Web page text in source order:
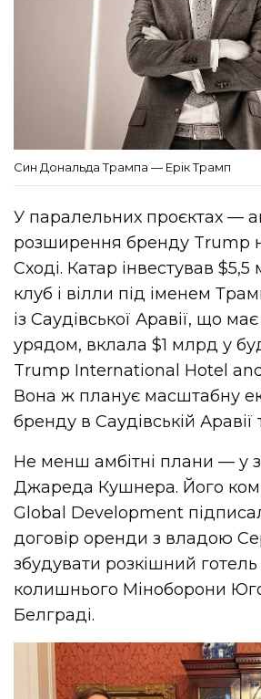
Син Дональда Трампа — Ерік Трамп
У паралельних проєктах —
розширення бренду Trump
Сході. Катар інвестував
клуб і вілли під іменем
із Саудівської Аравії, що має
урядом, вклала $1 млрд у
Trump International Hotel
Вона ж планує масштабну
бренду в Саудівській Аравії
Не менш амбітні плани — у
Джареда Кушнера. Його
Global Development
договір оренди з владою
збудувати розкішний
колишнього Міноборони
Белграді.